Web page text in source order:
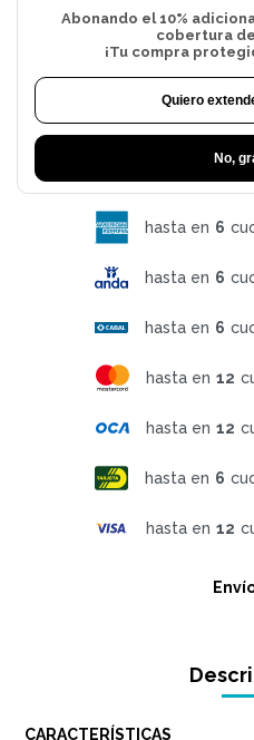
Abonando el 10%
cobertura
¡Tu compra
Quiero
No,
hasta en 6
hasta en 6
hasta en 6
hasta en 12
hasta en 12
hasta en 6
hasta en 12
CARACTERÍSTICAS